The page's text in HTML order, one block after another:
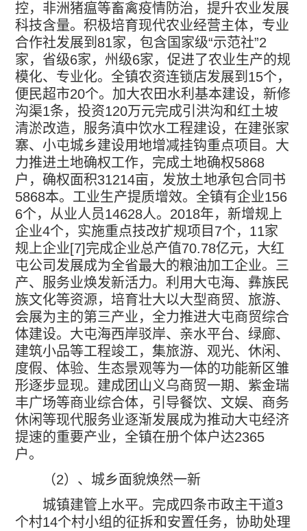
控，非洲猪瘟等畜禽疫情防治，提升农业发展
科技含量。积极培育现代农业经营主体，专业
合作社发展到 81家，包含国家级“示范社”2
家，省级6家，州级6家，促进了农业生产的规
模化、专业化。全镇农资连锁店发展到 15个，
便民超市20个。加大农田水利基本建设，新修
沟渠1条，投资120万元完成引洪沟和红土坡
清淤改造，服务滇中饮水工程建设，在建张家
寨、小屯城乡建设用地增减挂钩重点项目。大
力推进土地确权工作，完成土地确权5868
户，确权面积31214亩，发放土地承包合同书
5868本。工业生产提质增效。全镇有企业156
6个，从业人员14628人。 2018年，新增规上
企业4个，实施重点技改扩规项目 7个， 11家
规上企业[7]完成企业总产值70.78亿元，大红
屯公司发展成为全省最大的粮油加工企业。三
产、服务业焕发新活力。利用大屯海、彝族民
族文化等资源，培育壮大以大型商贸、旅游、
会展为主的第三产业，全力推进大屯商贸综合
体建设。大屯海西岸驳岸、亲水平台、绿廊、
建筑小品等工程竣工，集旅游、观光、休闲、
度假、体验、生态景观等为一体的功能新区雏
形逐步显现。建成团山义乌商贸一期、紫金瑞
丰广场等商业综合体，引导餐饮、文娱、商务
休闲等现代服务业逐渐发展成为推动大屯经济
提速的重要产业，全镇在册个体户达2365
户。
（2）、城乡面貌焕然一新
城镇建管上水平。完成四条市政主干道3
个村14个村小组的征拆和安置任务，协助处理